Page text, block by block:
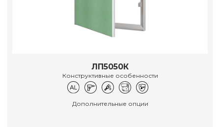
ЛП5050К
Конструктивные особенности
Дополнительные опции